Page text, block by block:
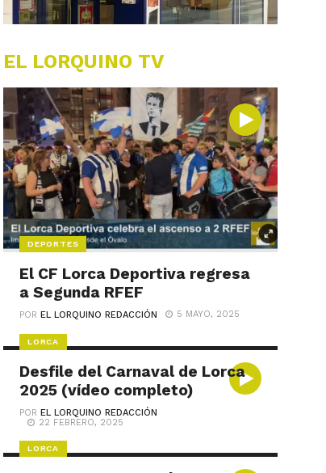
EL LORQUINO TV
DEPORTES
El CF Lorca Deportiva regresa
a Segunda RFEF
POREL LORQUINO REDACCIÓN 5 MAYO, 2025
LORCA
Desfile del Carnaval de Lorca
2025 (vídeo completo)
POREL LORQUINO REDACCIÓN
22 FEBRERO, 2025
LORCA